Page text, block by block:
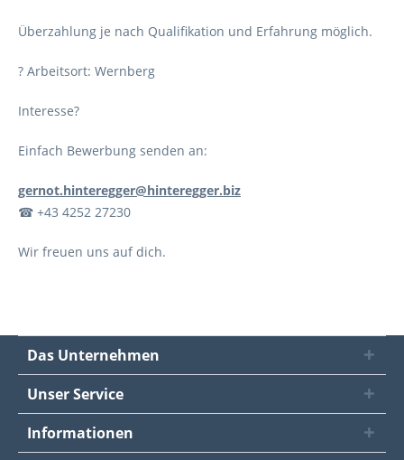
Überzahlung je nach Qualifikation und Erfahrung möglich.
? Arbeitsort: Wernberg
Interesse?
Einfach Bewerbung senden an:
gernot.hinteregger@hinteregger.biz
☎ +43 4252 27230
Wir freuen uns auf dich.
Das Unternehmen
Unser Service
Informationen